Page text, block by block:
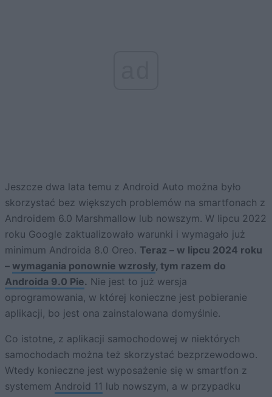
Jeszcze dwa lata temu z Android Auto można było
skorzystać bez większych problemów na smartfonach z
Androidem 6.0 Marshmallow lub nowszym. W lipcu 2022
roku Google zaktualizowało warunki i wymagało już
minimum Androida 8.0 Oreo. Teraz – w lipcu 2024 roku
– wymagania ponownie wzrosły, tym razem do
Androida 9.0 Pie. Nie jest to już wersja
oprogramowania, w której konieczne jest pobieranie
aplikacji, bo jest ona zainstalowana domyślnie.
Co istotne, z aplikacji samochodowej w niektórych
samochodach można też skorzystać bezprzewodowo.
Wtedy konieczne jest wyposażenie się w smartfon z
systemem Android 11 lub nowszym, a w przypadku